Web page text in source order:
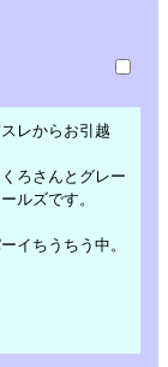
レからお引越
くろさんとグレー
ルズです。
イちうちう中。